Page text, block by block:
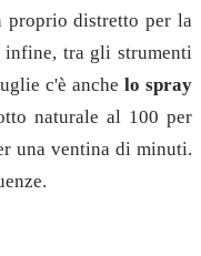
proprio distretto per la
tra gli strumenti
c'è anche lo spray
naturale al 100 per
una ventina di minuti.